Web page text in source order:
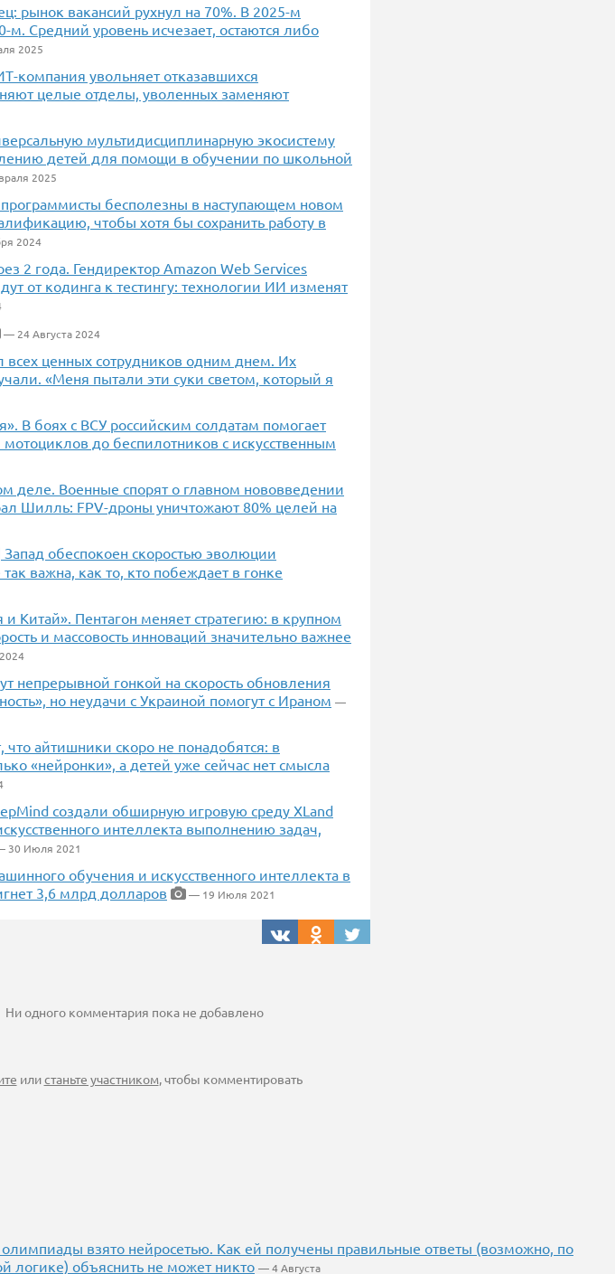
рынок вакансий рухнул на 70%. В 2025-м
м. Средний уровень исчезает, остаются либо
2025
компания увольняет отказавшихся
целые отделы, уволенных заменяют
мультидисциплинарную экосистему
детей для помощи в обучении по школьной
2025
бесполезны в наступающем новом
чтобы хотя бы сохранить работу в
2024
2 года. Гендиректор Amazon Web Services
от кодинга к тестингу: технологии ИИ изменят
— 24 Августа 2024
ценных сотрудников одним днем. Их
«Меня пытали эти суки светом, который я
В боях с ВСУ российским солдатам помогает
до беспилотников с искусственным
деле. Военные спорят о главном нововведении
Шилль: FPV-дроны уничтожают 80% целей на
обеспокоен скоростью эволюции
важна, как то, кто побеждает в гонке
Китай». Пентагон меняет стратегию: в крупном
и массовость инноваций значительно важнее
непрерывной гонкой на скорость обновления
но неудачи с Украиной помогут с Ираном —
айтишники скоро не понадобятся: в
«нейронки», а детей уже сейчас нет смысла
создали обширную игровую среду XLand
интеллекта выполнению задач,
30 Июля 2021
обучения и искусственного интеллекта в
3,6 млрд долларов
— 19 Июля 2021
Ни одного комментария пока не добавлено
илистаньте участником, чтобы комментировать
взято нейросетью. Как ей получены правильные ответы (возможно, по
логике) объяснить не может никто — 4 Августа